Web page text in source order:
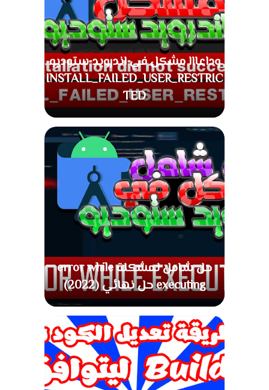
وداعااا مشكل في اندرويد ستوديو
INSTALL_FAILED_USER_RESTRIC
TED
حل شامل لمشكلة error while
executing حل نهائي (2022)